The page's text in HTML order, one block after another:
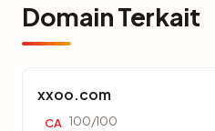
Domain Terkait
xxoo.com
CA 100/100